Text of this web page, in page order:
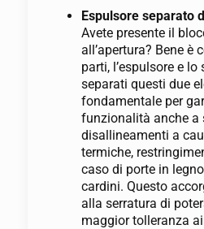
Espulsore separato
Avete presente il
all’apertura? Bene è
parti, l’espulsore e lo
separati questi due
fondamentale per
funzionalità anche a
disallineamenti a
termiche,
caso di porte in
cardini. Questo
alla serratura di
maggior tolleranza